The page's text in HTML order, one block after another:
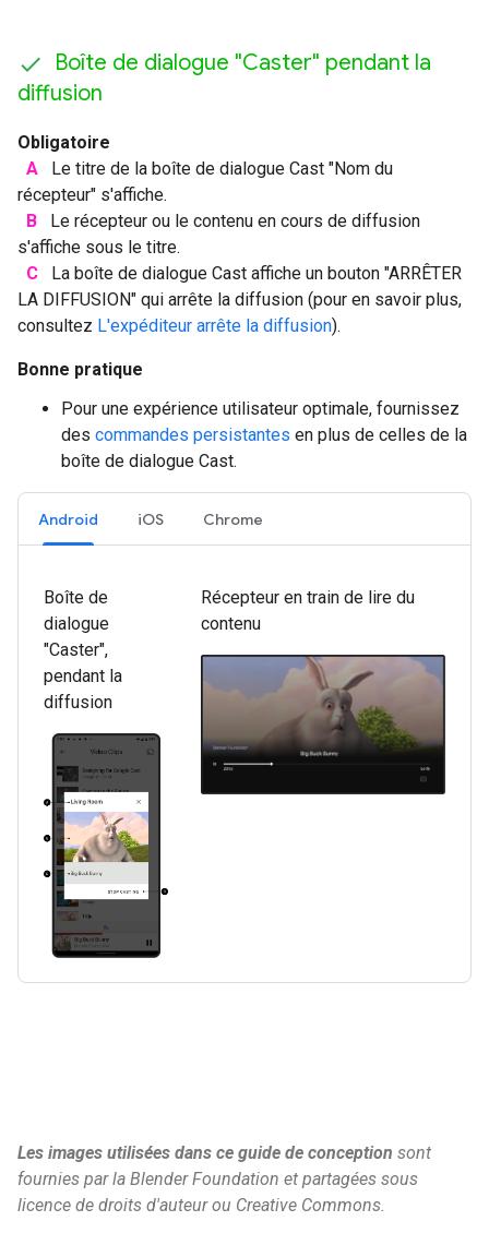
Boîte de dialogue "Caster" pendant la
diffusion
Obligatoire
A
Le titre de la boîte de dialogue Cast "Nom du
récepteur" s'affiche.
B
Le récepteur ou le contenu en cours de diffusion
s'affiche sous le titre.
C
La boîte de dialogue Cast affiche un bouton "ARRÊTER
LA DIFFUSION" qui arrête la diffusion (pour en savoir plus,
consultez L'expéditeur arrête la diffusion).
Bonne pratique
Pour une expérience utilisateur optimale, fournissez
des commandes persistantes en plus de celles de la
boîte de dialogue Cast.
Android iOS Chrome
Boîte de
dialogue
"Caster",
pendant la
diffusion
Récepteur en train de lire du
contenu
Les images utilisées dans ce guide de conception sont
fournies par la Blender Foundation et partagées sous
licence de droits d'auteur ou Creative Commons.